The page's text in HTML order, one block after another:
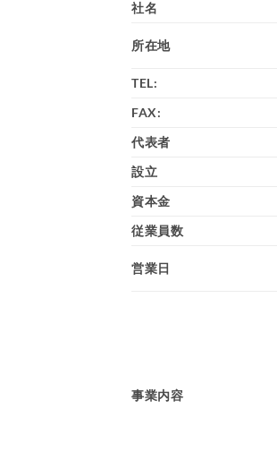
社名
所在地
TEL:
FAX:
代表者
設立
資本金
従業員数
営業日
事業内容